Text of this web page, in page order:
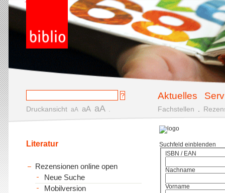
Aktuelles
Druckansicht aA aA aA Fachstellen
Suchfeld einblenden
ISBN / EAN
Nachname
Vorname
Literatur
Rezensionen online open
Neue Suche
Mobilversion